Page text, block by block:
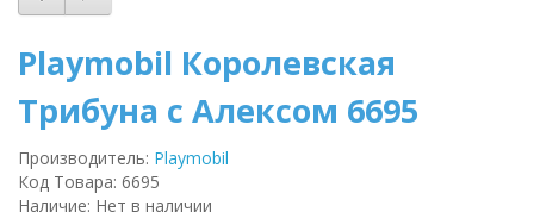
Playmobil Королевская
Трибуна с Алексом 6695
Производитель: Playmobil
Код Товара: 6695
Наличие: Нет в наличии